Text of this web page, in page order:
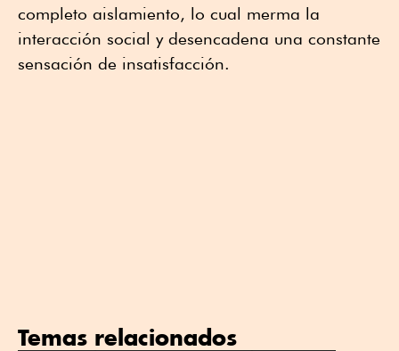
completo aislamiento, lo cual merma la
interacción social y desencadena una constante
sensación de insatisfacción.
Temas relacionados